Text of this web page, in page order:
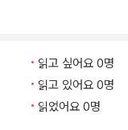
측 민간 협상 대표로
이자 (재)중민재단 이
회학 연구소장, 지린
읽고 싶어요 0명
읽고 있어요 0명
읽었어요 0명